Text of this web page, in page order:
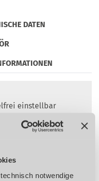
notwendige
DATEN
einstellbar
empfindlicher
durch